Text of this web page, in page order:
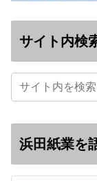
サイト内検
浜田紙業を